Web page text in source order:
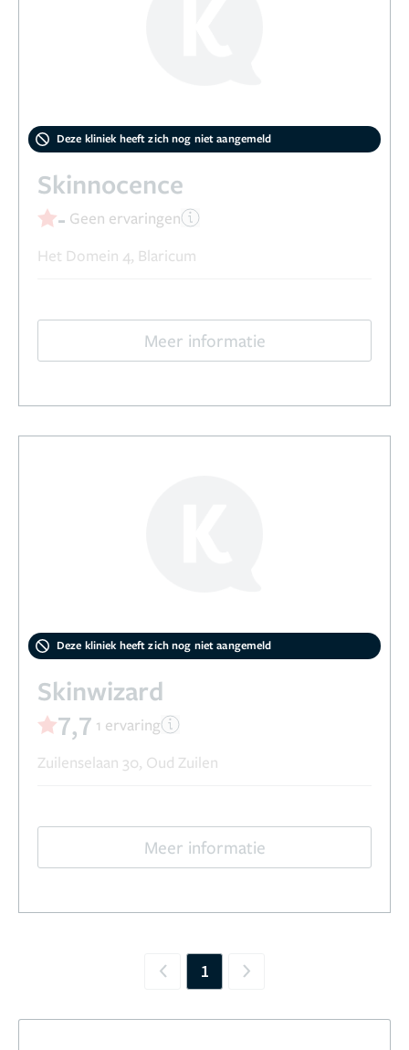
Deze kliniek heeft zich nog niet aangemeld
Skinnocence
- Geen ervaringen
Het Domein 4, Blaricum
Meer informatie
Deze kliniek heeft zich nog niet aangemeld
Skinwizard
7,7 1 ervaring
Zuilenselaan 30, Oud Zuilen
Meer informatie
Previous
1 Next